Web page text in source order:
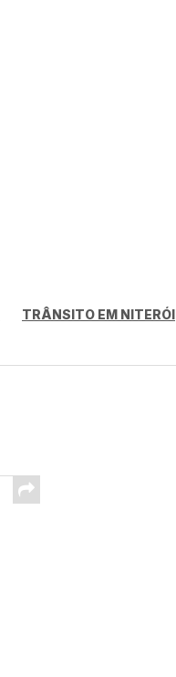
TRÂNSITO EM NITERÓI